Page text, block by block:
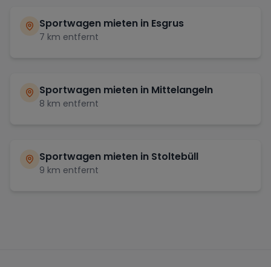
Sportwagen mieten in Esgrus
7 km entfernt
Sportwagen mieten in Mittelangeln
8 km entfernt
Sportwagen mieten in Stoltebüll
9 km entfernt